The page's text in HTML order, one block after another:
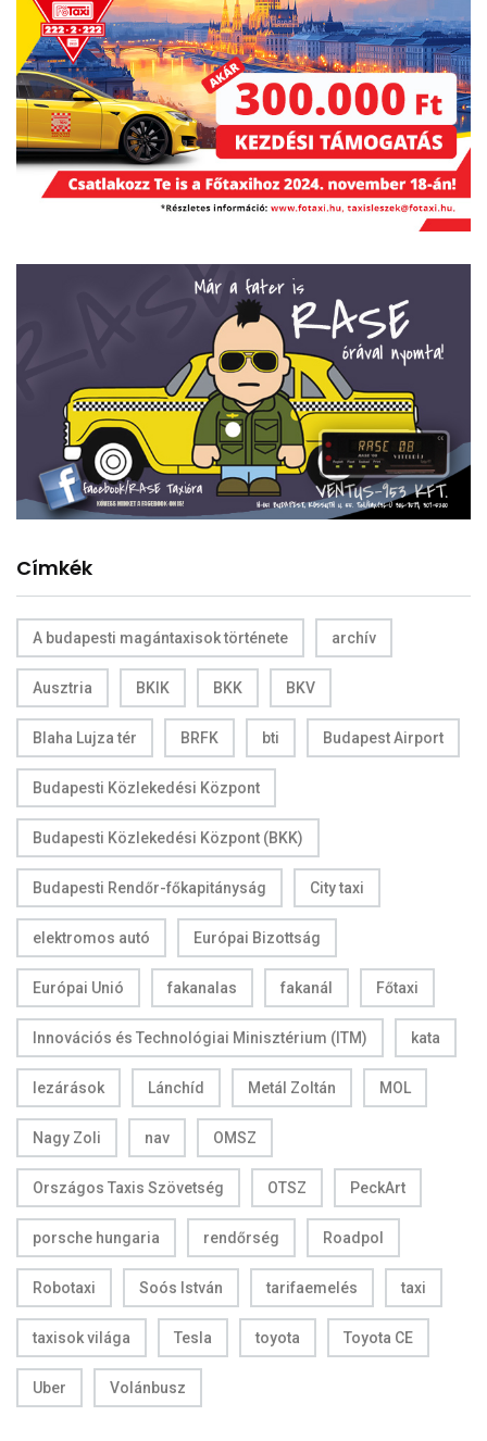
Címkék
A budapesti magántaxisok története archív
Ausztria BKIK BKK BKV
Blaha Lujza tér BRFK bti Budapest Airport
Budapesti Közlekedési Központ
Budapesti Közlekedési Központ (BKK)
Budapesti Rendőr-főkapitányság City taxi
elektromos autó Európai Bizottság
Európai Unió fakanalas fakanál Főtaxi
Innovációs és Technológiai Minisztérium (ITM) kata
lezárások Lánchíd Metál Zoltán MOL
Nagy Zoli nav OMSZ
Országos Taxis Szövetség OTSZ PeckArt
porsche hungaria rendőrség Roadpol
Robotaxi Soós István tarifaemelés taxi
taxisok világa Tesla toyota Toyota CE
Uber Volánbusz